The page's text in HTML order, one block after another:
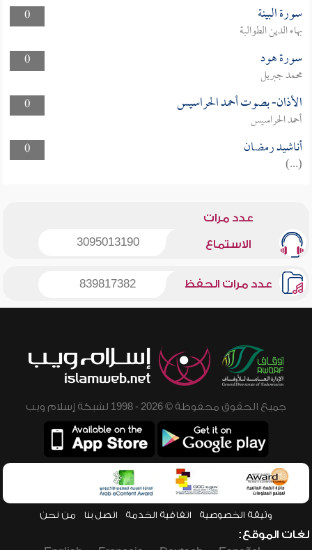
0
سورة البينة
بهاء الدين الطوالبة
0
سورة هود
محمد جبريل
0
الأذان- بصوت أحمد الحراسيس
أحمد الحراسيس
0
أناشيد رمضان
(...)
عدد مرات
الاستماع 3095013190
عدد مرات الحفظ 839817382
جميع الحقوق محفوظة © 2026 - 1998 لشبكة إسلام ويب
وثيقة الخصوصية اتفاقية الخدمة اتصل بنا من نحن
لغات الموقع: